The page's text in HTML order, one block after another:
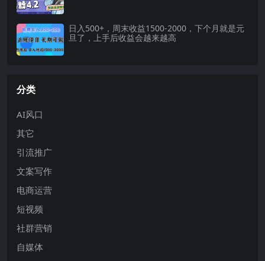
日入500+，周末收益1500-2000，下个月就是元
旦了，上手后收益会越来越高
分类
AI风口
其它
引流推广
文案写作
电商运营
短视频
社群营销
自媒体